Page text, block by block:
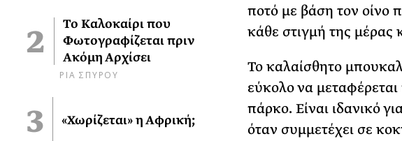
Το Καλοκαίρι που
Φωτογραφίζεται πριν
Ακόμη Αρχίσει
ΡΙΑ ΣΠΥΡΟΥ
«Χωρίζεται» η Αφρική;
ποτό με βάση τον οίνο
κάθε στιγμή της μέρας
Το καλαίσθητο
εύκολο να
πάρκο. Είναι ιδανικό
όταν συμμετέχει σε